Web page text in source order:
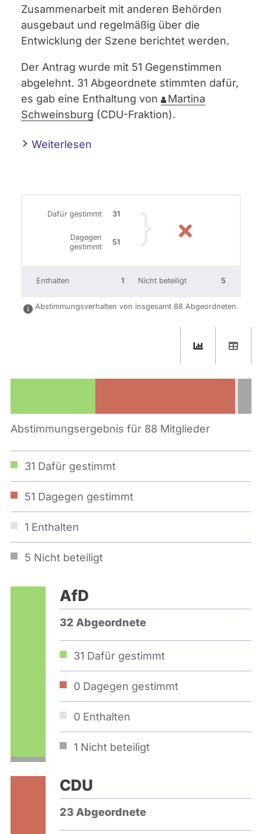
Zusammenarbeit mit anderen Behörden
ausgebaut und regelmäßig über die
Entwicklung der Szene berichtet werden.
Der Antrag wurde mit 51 Gegenstimmen
abgelehnt. 31 Abgeordnete stimmten dafür,
es gab eine Enthaltung von
Martina
Schweinsburg (CDU-Fraktion).
Weiterlesen
Dafür gestimmt 31
Dagegen
gestimmt
51
Enthalten 1 Nicht beteiligt 5
Abstimmungsverhalten von insgesamt 88 Abgeordneten.
Abstimmungsergebnis für 88 Mitglieder
31 Dafür gestimmt
51 Dagegen gestimmt
1 Enthalten
5 Nicht beteiligt
AfD
32 Abgeordnete
31 Dafür gestimmt
0 Dagegen gestimmt
0 Enthalten
1 Nicht beteiligt
CDU
23 Abgeordnete